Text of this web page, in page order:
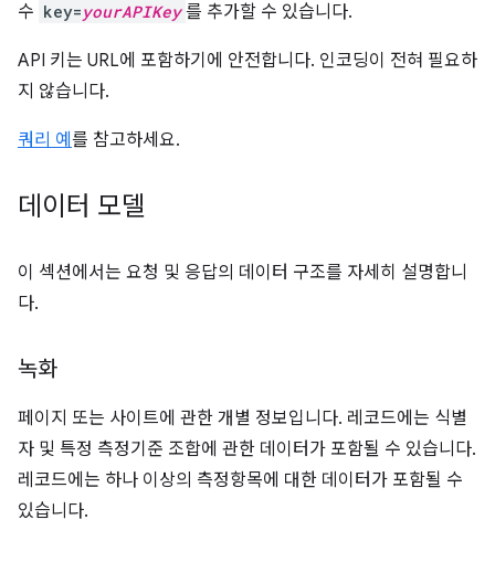
수 key=yourAPIKey 를 추가할 수 있습니다.
API 키는 URL에 포함하기에 안전합니다. 인코딩이 전혀 필요하
지 않습니다.
쿼리 예 를 참고하세요.
데이터 모델
이 섹션에서는 요청 및 응답의 데이터 구조를 자세히 설명합니
다.
녹화
페이지 또는 사이트에 관한 개별 정보입니다. 레코드에는 식별
자 및 특정 측정기준 조합에 관한 데이터가 포함될 수 있습니다.
레코드에는 하나 이상의 측정항목에 대한 데이터가 포함될 수
있습니다.